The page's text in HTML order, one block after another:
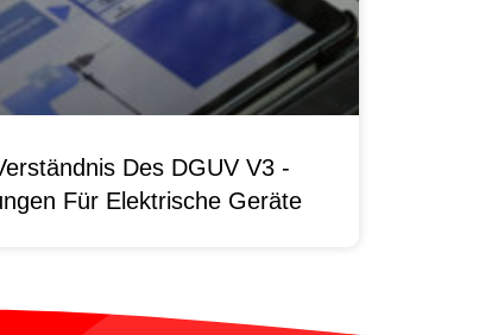
Des DGUV V3 -
Für Elektrische Geräte